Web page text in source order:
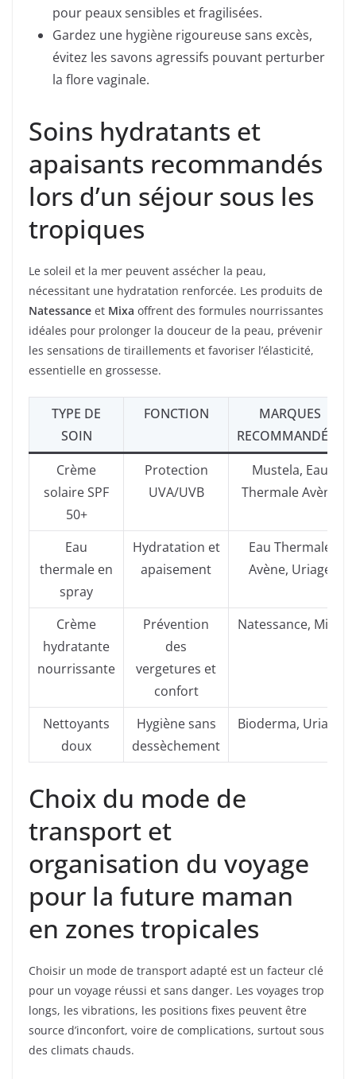
pour peaux sensibles et fragilisées.
Gardez une hygiène rigoureuse sans excès,
évitez les savons agressifs pouvant perturber
la flore vaginale.
Soins hydratants et
apaisants recommandés
lors d’un séjour sous les
tropiques
Le soleil et la mer peuvent assécher la peau,
nécessitant une hydratation renforcée. Les produits de
Natessance et Mixa offrent des formules nourrissantes
idéales pour prolonger la douceur de la peau, prévenir
les sensations de tiraillements et favoriser l’élasticité,
essentielle en grossesse.
TYPE DE
SOIN
FONCTION
MARQUES
RECOMMANDÉES
Crème
solaire SPF
50+
Protection
UVA/UVB
Mustela, Eau
Thermale Avène
Eau
thermale en
spray
Hydratation et
apaisement
Eau Thermale
Avène, Uriage
Crème
hydratante
nourrissante
Prévention
des
vergetures et
confort
Natessance, Mixa
Nettoyants
doux
Hygiène sans
dessèchement
Bioderma, Uriage
Choix du mode de
transport et
organisation du voyage
pour la future maman
en zones tropicales
Choisir un mode de transport adapté est un facteur clé
pour un voyage réussi et sans danger. Les voyages trop
longs, les vibrations, les positions fixes peuvent être
source d’inconfort, voire de complications, surtout sous
des climats chauds.